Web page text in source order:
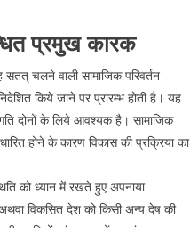
प्रमुख कारक
चलने वाली सामाजिक परिवर्तन
किये जाने पर प्रारम्भ होती है। यह
दोनों के लिये आवश्यक है। सामाजिक
होने के कारण विकास की प्रक्रिया का
को ध्यान में रखते हुए अपनाया
विकसित देश को किसी अन्य देष की